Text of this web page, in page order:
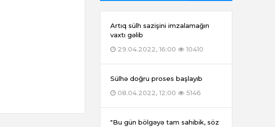
Artıq sülh sazişini imzalamağın
vaxtı gəlib
29.04.2022, 16:00
10410
Sülhə doğru proses başlayıb
08.04.2022, 12:00
5146
"Bu gün bölgəyə tam sahibik, söz